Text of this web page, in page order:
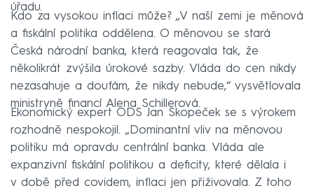
úřadu.
Kdo za vysokou inflaci může? „V naší zemi je měnová
a fiskální politika oddělena. O měnovou se stará
Česká národní banka, která reagovala tak, že
několikrát zvýšila úrokové sazby. Vláda do cen nikdy
nezasahuje a doufám, že nikdy nebude,“ vysvětlovala
ministryně financí Alena Schillerová.
Ekonomický expert ODS Jan Skopeček se s výrokem
rozhodně nespokojil. „Dominantní vliv na měnovou
politiku má opravdu centrální banka. Vláda ale
expanzivní fiskální politikou a deficity, které dělala i
v době před covidem, inflaci jen přiživovala. Z toho